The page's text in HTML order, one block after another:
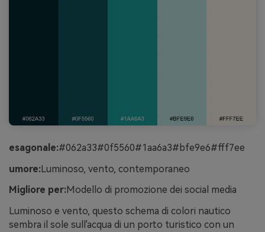
esagonale:#062a33#0f5560#1aa6a3#bfe9e6#fff7ee
umore:Luminoso, vento, contemporaneo
Migliore per:Modello di promozione dei social media
Luminoso e vento, questo schema di colori nautico
sembra il sole sull'acqua di un porto turistico con un